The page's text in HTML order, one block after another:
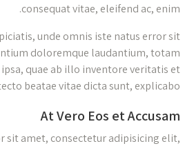
consequat vitae, eleifend ac, enim.
unde omnis iste natus error sit
doloremque laudantium, totam
quae ab illo inventore veritatis et
beatae vitae dicta sunt, explicabo.
At Vero Eos et Accusam
sit amet, consectetur adipisicing elit,